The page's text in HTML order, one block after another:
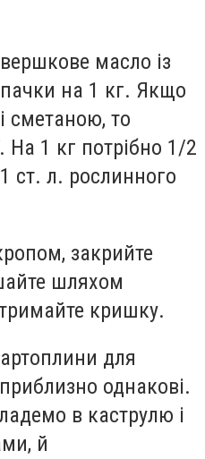
масло із
на 1 кг. Якщо
сметаною, то
На 1 кг потрібно 1/2
ст. л. рослинного
закрийте
шляхом
кришку.
для
однакові.
в каструлю і
й